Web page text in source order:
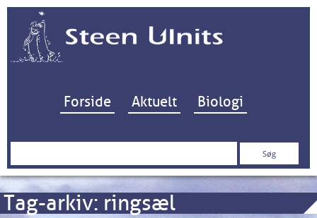
Hop til indhold
Forside Aktuelt Biologi
Søg
Tag-arkiv: ringsæl